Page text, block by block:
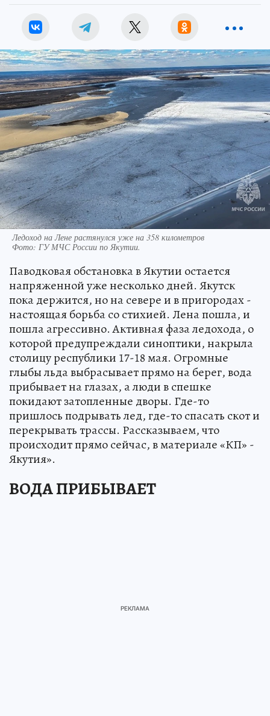
Ледоход на Лене растянулся уже на 358 километров
Фото: ГУ МЧС России по Якутии.
Паводковая обстановка в Якутии остается
напряженной уже несколько дней. Якутск
пока держится, но на севере и в пригородах -
настоящая борьба со стихией. Лена пошла, и
пошла агрессивно. Активная фаза ледохода, о
которой предупреждали синоптики, накрыла
столицу республики 17-18 мая. Огромные
глыбы льда выбрасывает прямо на берег, вода
прибывает на глазах, а люди в спешке
покидают затопленные дворы. Где-то
пришлось подрывать лед, где-то спасать скот и
перекрывать трассы. Рассказываем, что
происходит прямо сейчас, в материале «КП» -
Якутия».
ВОДА ПРИБЫВАЕТ